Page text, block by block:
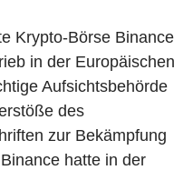
Krypto-Börse Binance
in der Europäischen
Aufsichtsbehörde
des
zur Bekämpfung
hatte in der